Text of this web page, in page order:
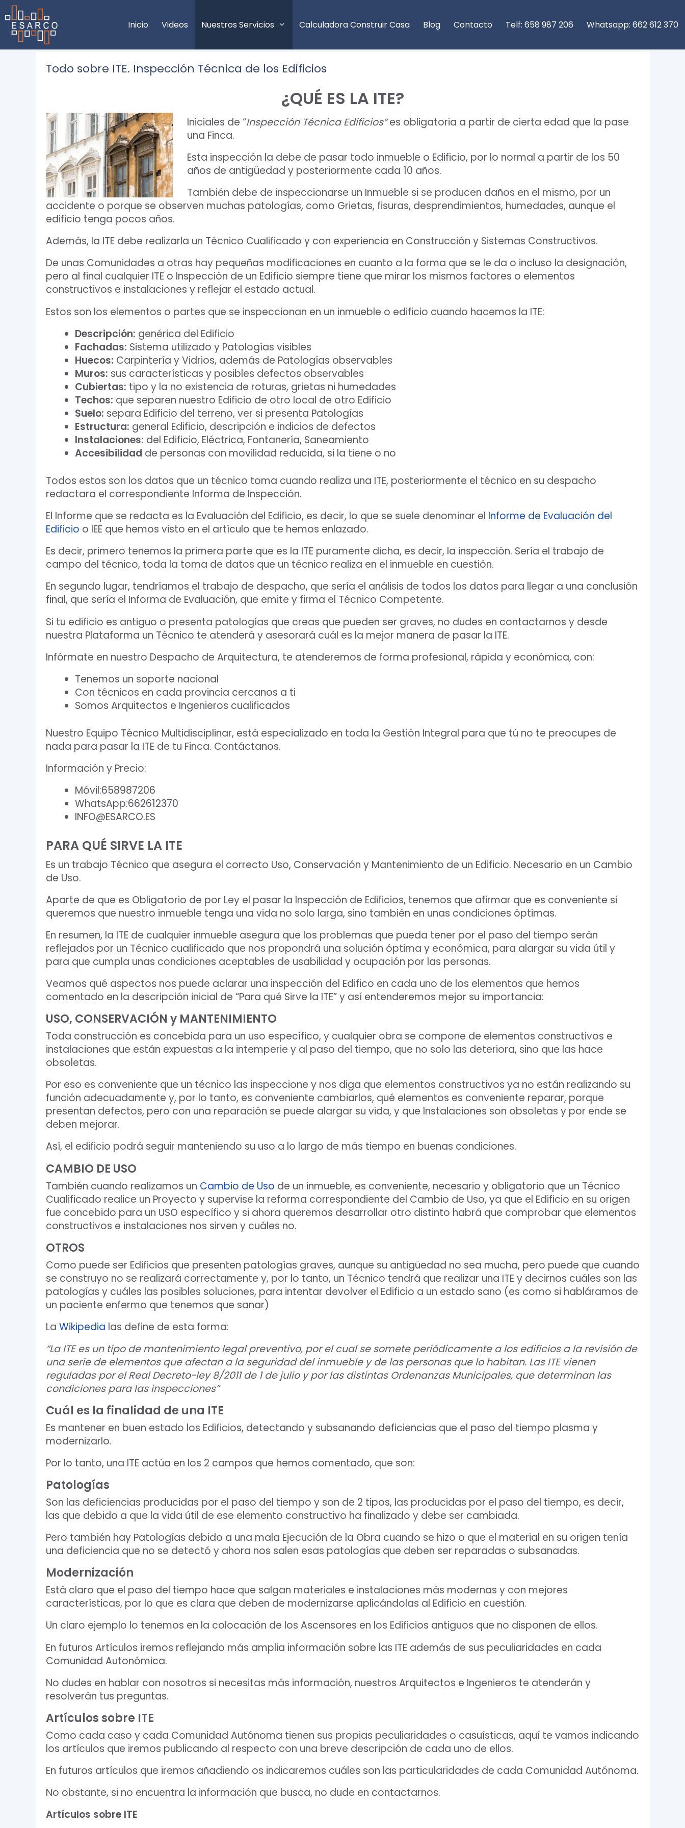
Saltar
al
contenido
Inicio Videos Nuestros Servicios Calculadora Construir Casa Blog Contacto Telf: 658 987 206 Whatsapp: 662 612 370
Todo sobre ITE. Inspección Técnica de los Edificios
¿QUÉ ES LA ITE?
Iniciales de “Inspección Técnica Edificios”es obligatoria a partir de cierta edad que la pase
una Finca.
Esta inspección la debe de pasar todo inmueble o Edificio, por lo normal a partir de los 50
años de antigüedad y posteriormente cada 10 años.
También debe de inspeccionarse un Inmueble si se producen daños en el mismo, por un
accidente o porque se observen muchas patologías, como Grietas, fisuras, desprendimientos, humedades, aunque el
edificio tenga pocos años.
Además, la ITE debe realizarla un Técnico Cualificado y con experiencia en Construcción y Sistemas Constructivos.
De unas Comunidades a otras hay pequeñas modificaciones en cuanto a la forma que se le da o incluso la designación,
pero al final cualquier ITE o Inspección de un Edificio siempre tiene que mirar los mismos factores o elementos
constructivos e instalaciones y reflejar el estado actual.
Estos son los elementos o partes que se inspeccionan en un inmueble o edificio cuando hacemos la ITE:
Descripción: genérica del Edificio
Fachadas: Sistema utilizado y Patologías visibles
Huecos: Carpintería y Vidrios, además de Patologías observables
Muros: sus características y posibles defectos observables
Cubiertas: tipo y la no existencia de roturas, grietas ni humedades
Techos: que separen nuestro Edificio de otro local de otro Edificio
Suelo: separa Edificio del terreno, ver si presenta Patologías
Estructura: general Edificio, descripción e indicios de defectos
Instalaciones: del Edificio, Eléctrica, Fontanería, Saneamiento
Accesibilidad de personas con movilidad reducida, si la tiene o no
Todos estos son los datos que un técnico toma cuando realiza una ITE, posteriormente el técnico en su despacho
redactara el correspondiente Informa de Inspección.
El Informe que se redacta es la Evaluación del Edificio, es decir, lo que se suele denominar el Informe de Evaluación del
Edificio o IEE que hemos visto en el artículo que te hemos enlazado.
Es decir, primero tenemos la primera parte que es la ITE puramente dicha, es decir, la inspección. Sería el trabajo de
campo del técnico, toda la toma de datos que un técnico realiza en el inmueble en cuestión.
En segundo lugar, tendríamos el trabajo de despacho, que sería el análisis de todos los datos para llegar a una conclusión
final, que sería el Informa de Evaluación, que emite y firma el Técnico Competente.
Si tu edificio es antiguo o presenta patologías que creas que pueden ser graves, no dudes en contactarnos y desde
nuestra Plataforma un Técnico te atenderá y asesorará cuál es la mejor manera de pasar la ITE.
Infórmate en nuestro Despacho de Arquitectura, te atenderemos de forma profesional, rápida y económica, con:
Tenemos un soporte nacional
Con técnicos en cada provincia cercanos a ti
Somos Arquitectos e Ingenieros cualificados
Nuestro Equipo Técnico Multidisciplinar, está especializado en toda la Gestión Integral para que tú no te preocupes de
nada para pasar la ITE de tu Finca. Contáctanos.
Información y Precio:
Móvil:658987206
WhatsApp:662612370
INFO@ESARCO.ES
PARA QUÉ SIRVE LA ITE
Es un trabajo Técnico que asegura el correcto Uso, Conservación y Mantenimiento de un Edificio. Necesario en un Cambio
de Uso.
Aparte de que es Obligatorio de por Ley el pasar la Inspección de Edificios, tenemos que afirmar que es conveniente si
queremos que nuestro inmueble tenga una vida no solo larga, sino también en unas condiciones óptimas.
En resumen, la ITE de cualquier inmueble asegura que los problemas que pueda tener por el paso del tiempo serán
reflejados por un Técnico cualificado que nos propondrá una solución óptima y económica, para alargar su vida útil y
para que cumpla unas condiciones aceptables de usabilidad y ocupación por las personas.
Veamos qué aspectos nos puede aclarar una inspección del Edifico en cada uno de los elementos que hemos
comentado en la descripción inicial de “Para qué Sirve la ITE” y así entenderemos mejor su importancia:
USO, CONSERVACIÓN y MANTENIMIENTO
Toda construcción es concebida para un uso específico, y cualquier obra se compone de elementos constructivos e
instalaciones que están expuestas a la intemperie y al paso del tiempo, que no solo las deteriora, sino que las hace
obsoletas.
Por eso es conveniente que un técnico las inspeccione y nos diga que elementos constructivos ya no están realizando su
función adecuadamente y, por lo tanto, es conveniente cambiarlos, qué elementos es conveniente reparar, porque
presentan defectos, pero con una reparación se puede alargar su vida, y que Instalaciones son obsoletas y por ende se
deben mejorar.
Así, el edificio podrá seguir manteniendo su uso a lo largo de más tiempo en buenas condiciones.
CAMBIO DE USO
También cuando realizamos un Cambio de Uso de un inmueble, es conveniente, necesario y obligatorio que un Técnico
Cualificado realice un Proyecto y supervise la reforma correspondiente del Cambio de Uso, ya que el Edificio en su origen
fue concebido para un USO específico y si ahora queremos desarrollar otro distinto habrá que comprobar que elementos
constructivos e instalaciones nos sirven y cuáles no.
OTROS
Como puede ser Edificios que presenten patologías graves, aunque su antigüedad no sea mucha, pero puede que cuando
se construyo no se realizará correctamente y, por lo tanto, un Técnico tendrá que realizar una ITE y decirnos cuáles son las
patologías y cuáles las posibles soluciones, para intentar devolver el Edificio a un estado sano (es como si habláramos de
un paciente enfermo que tenemos que sanar)
La Wikipedia las define de esta forma:
“La ITE es un tipode mantenimiento legal preventivo, por el cual se somete periódicamente a los edificios a la revisión de
una serie de elementos que afectan a la seguridad del inmueble y de las personas que lo habitan. Las ITE vienen
reguladas por el Real Decreto-ley 8/2011 de 1 de julio y por las distintas Ordenanzas Municipales, que determinan las
condiciones para las inspecciones”
Cuál es la finalidad de una ITE
Es mantener en buen estado los Edificios, detectando y subsanando deficiencias que el paso del tiempo plasma y
modernizarlo.
Por lo tanto, una ITE actúa en los 2 campos que hemos comentado, que son:
Patologías
Son las deficiencias producidas por el paso del tiempo y son de 2 tipos, las producidas por el paso del tiempo, es decir,
las que debido a que la vida útil de ese elemento constructivo ha finalizado y debe ser cambiada.
Pero también hay Patologías debido a una mala Ejecución de la Obra cuando se hizo o que el material en su origen tenía
una deficiencia que no se detectó y ahora nos salen esas patologías que deben ser reparadas o subsanadas.
Modernización
Está claro que el paso del tiempo hace que salgan materiales e instalaciones más modernas y con mejores
características, por lo que es clara que deben de modernizarse aplicándolas al Edificio en cuestión.
Un claro ejemplo lo tenemos en la colocación de los Ascensores en los Edificios antiguos que no disponen de ellos.
En futuros Artículos iremos reflejando más amplia información sobre las ITE además de sus peculiaridades en cada
Comunidad Autonómica.
No dudes en hablar con nosotros si necesitas más información, nuestros Arquitectos e Ingenieros te atenderán y
resolverán tus preguntas.
Artículos sobre ITE
Como cada caso y cada Comunidad Autónoma tienen sus propias peculiaridades o casuísticas, aquí te vamos indicando
los artículos que iremos publicando al respecto con una breve descripción de cada uno de ellos.
En futuros artículos que iremos añadiendo os indicaremos cuáles son las particularidades de cada Comunidad Autónoma.
No obstante, si no encuentra la información que busca, no dude en contactarnos.
Artículos sobre ITE
Aceptar Política Privacidad